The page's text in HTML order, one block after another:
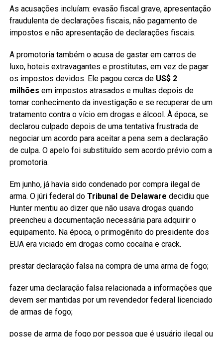
As acusações incluíam: evasão fiscal grave, apresentação
fraudulenta de declarações fiscais, não pagamento de
impostos e não apresentação de declarações fiscais.
A promotoria também o acusa de gastar em carros de
luxo, hoteis extravagantes e prostitutas, em vez de pagar
os impostos devidos. Ele pagou cerca de US$ 2
milhões em impostos atrasados e multas depois de
tomar conhecimento da investigação e se recuperar de um
tratamento contra o vício em drogas e álcool. À época, se
declarou culpado depois de uma tentativa frustrada de
negociar um acordo para aceitar a pena sem a declaração
de culpa. O apelo foi substituído sem acordo prévio com a
promotoria.
Em junho, já havia sido condenado por compra ilegal de
arma. O júri federal do Tribunal de Delaware decidiu que
Hunter mentiu ao dizer que não usava drogas quando
preencheu a documentação necessária para adquirir o
equipamento. Na época, o primogênito do presidente dos
EUA era viciado em drogas como cocaína e crack.
prestar declaração falsa na compra de uma arma de fogo;
fazer uma declaração falsa relacionada a informações que
devem ser mantidas por um revendedor federal licenciado
de armas de fogo;
posse de arma de fogo por pessoa que é usuário ilegal ou